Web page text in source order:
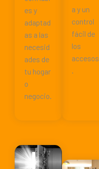
es y
adaptad
as a las
necesid
ades de
tu hogar
o
negocio.
a y un
control
fácil de
los
accesos
.